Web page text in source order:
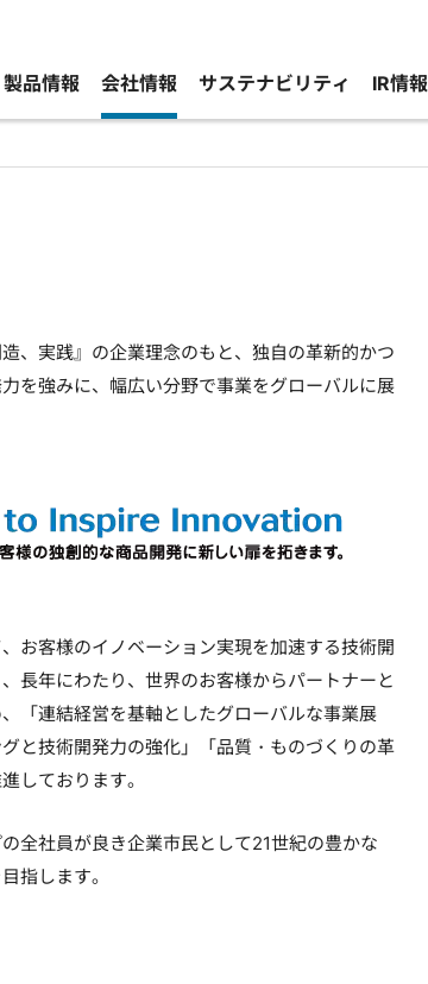
製品情報 会社情報 サステナビリティ IR情報
、実践』の企業理念のもと、独自の革新的かつ
を強みに、幅広い分野で事業をグローバルに展
お客様のイノベーション実現を加速する技術開
長年にわたり、世界のお客様からパートナーと
「連結経営を基軸としたグローバルな事業展
と技術開発力の強化」「品質・ものづくりの革
しております。
全社員が良き企業市民として21世紀の豊かな
指します。